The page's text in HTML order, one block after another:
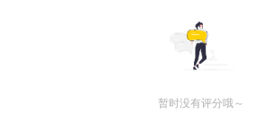
暂时没有评分哦～